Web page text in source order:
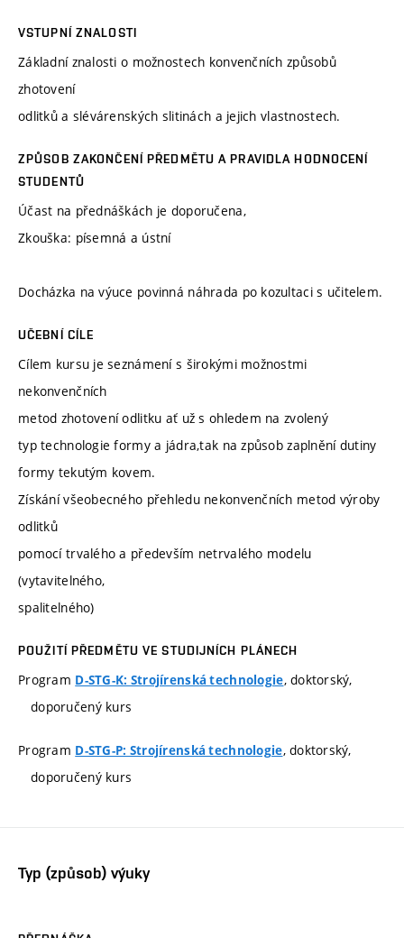
VSTUPNÍ ZNALOSTI
Základní znalosti o možnostech konvenčních způsobů
zhotovení
odlitků a slévárenských slitinách a jejich vlastnostech.
ZPŮSOB ZAKONČENÍ PŘEDMĚTU A PRAVIDLA HODNOCENÍ
STUDENTŮ
Účast na přednáškách je doporučena,
Zkouška: písemná a ústní
Docházka na výuce povinná náhrada po kozultaci s učitelem.
UČEBNÍ CÍLE
Cílem kursu je seznámení s širokými možnostmi
nekonvenčních
metod zhotovení odlitku ať už s ohledem na zvolený
typ technologie formy a jádra,tak na způsob zaplnění dutiny
formy tekutým kovem.
Získání všeobecného přehledu nekonvenčních metod výroby
odlitků
pomocí trvalého a především netrvalého modelu
(vytavitelného,
spalitelného)
POUŽITÍ PŘEDMĚTU VE STUDIJNÍCH PLÁNECH
Program D-STG-K: Strojírenská technologie, doktorský,
doporučený kurs
Program D-STG-P: Strojírenská technologie, doktorský,
doporučený kurs
Typ (způsob) výuky